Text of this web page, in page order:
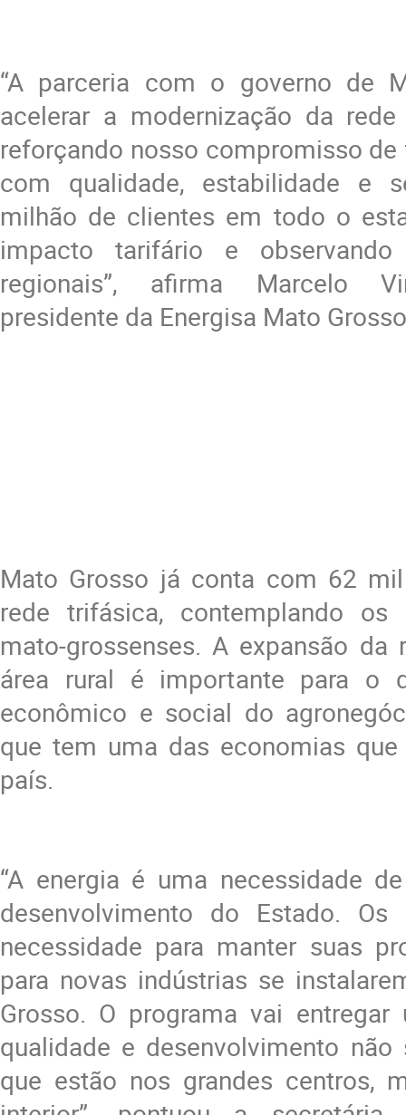
“A parceria com o governo de
acelerar a modernização da
reforçando nosso compromisso de
com qualidade, estabilidade e
milhão de clientes em todo o
impacto tarifário e
regionais”, afirma Marcelo
presidente da Energisa Mato
Mato Grosso já conta com 62
rede trifásica, contemplando os
mato-grossenses. A expansão da
área rural é importante para o
econômico e social do
que tem uma das economias
país.
“A energia é uma necessidade
desenvolvimento do Estado. Os
necessidade para manter suas
para novas indústrias se
Grosso. O programa vai entregar
qualidade e desenvolvimento não
que estão nos grandes centros,